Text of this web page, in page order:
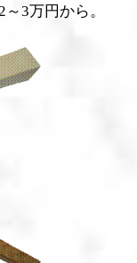
3万円から。